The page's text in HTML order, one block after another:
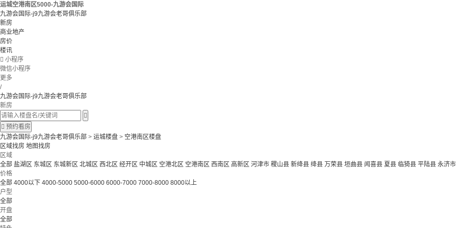
运城空港南区5000-九游会国际
九游会国际-j9九游会老哥俱乐部
新房
商业地产
房价
楼讯
 小程序
微信小程序
更多
/
九游会国际-j9九游会老哥俱乐部
新房

 预约看房
九游会国际-j9九游会老哥俱乐部 > 运城楼盘 > 空港南区楼盘
区域找房 地图找房
区域
全部 盐湖区 东城区 东城新区 北城区 西北区 经开区 中城区 空港北区 空港南区 西南区 高新区 河津市 稷山县 新绛县 绛县 万荣县 垣曲县 闻喜县 夏县 临猗县 平陆县 永济市
价格
全部 4000以下 4000-5000 5000-6000 6000-7000 7000-8000 8000以上
户型
全部
开盘
全部